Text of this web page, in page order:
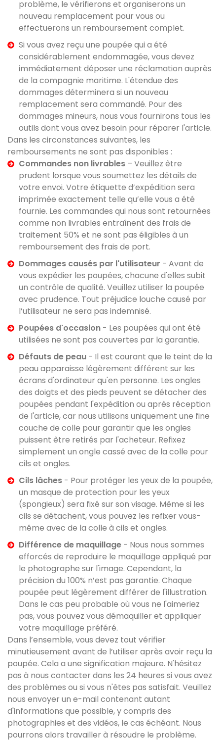
problème, le vérifierons et organiserons un
nouveau remplacement pour vous ou
effectuerons un remboursement complet.
Si vous avez reçu une poupée qui a été
considérablement endommagée, vous devez
immédiatement déposer une réclamation auprès
de la compagnie maritime. L'étendue des
dommages déterminera si un nouveau
remplacement sera commandé. Pour des
dommages mineurs, nous vous fournirons tous les
outils dont vous avez besoin pour réparer l'article.
Dans les circonstances suivantes, les
remboursements ne sont pas disponibles :
Commandes non livrables– Veuillez être
prudent lorsque vous soumettez les détails de
votre envoi. Votre étiquette d’expédition sera
imprimée exactement telle qu’elle vous a été
fournie. Les commandes qui nous sont retournées
comme non livrables entraînent des frais de
traitement 50% et ne sont pas éligibles à un
remboursement des frais de port.
Dommages causés par l'utilisateur - Avant de
vous expédier les poupées, chacune d'elles subit
un contrôle de qualité. Veuillez utiliser la poupée
avec prudence. Tout préjudice louche causé par
l’utilisateur ne sera pas indemnisé.
Poupées d'occasion- Les poupées qui ont été
utilisées ne sont pas couvertes par la garantie.
Défauts de peau- Il est courant que le teint de la
peau apparaisse légèrement différent sur les
écrans d'ordinateur qu'en personne. Les ongles
des doigts et des pieds peuvent se détacher des
poupées pendant l'expédition ou après réception
de l'article, car nous utilisons uniquement une fine
couche de colle pour garantir que les ongles
puissent être retirés par l'acheteur. Refixez
simplement un ongle cassé avec de la colle pour
cils et ongles.
Cils lâches- Pour protéger les yeux de la poupée,
un masque de protection pour les yeux
(spongieux) sera fixé sur son visage. Même si les
cils se détachent, vous pouvez les refixer vous-
même avec de la colle à cils et ongles.
Différence de maquillage- Nous nous sommes
efforcés de reproduire le maquillage appliqué par
le photographe sur l'image. Cependant, la
précision du 100% n’est pas garantie. Chaque
poupée peut légèrement différer de l'illustration.
Dans le cas peu probable où vous ne l'aimeriez
pas, vous pouvez vous démaquiller et appliquer
votre maquillage préféré.
Dans l’ensemble, vous devez tout vérifier
minutieusement avant de l’utiliser après avoir reçu la
poupée. Cela a une signification majeure. N'hésitez
pas à nous contacter dans les 24 heures si vous avez
des problèmes ou si vous n'êtes pas satisfait. Veuillez
nous envoyer un e-mail contenant autant
d'informations que possible, y compris des
photographies et des vidéos, le cas échéant. Nous
pourrons alors travailler à résoudre le problème.